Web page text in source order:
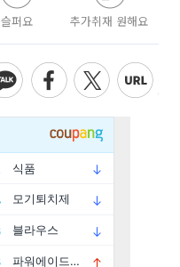
슬퍼요 추가취재 원해요